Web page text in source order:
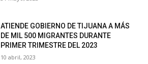
ATIENDE GOBIERNO DE TIJUANA A MÁS
DE MIL 500 MIGRANTES DURANTE
PRIMER TRIMESTRE DEL 2023
10 abril, 2023